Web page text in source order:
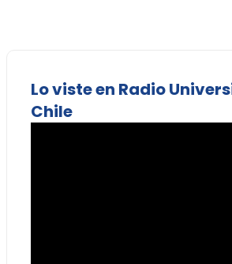
Lo viste en Radio
Chile